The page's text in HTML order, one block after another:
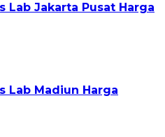
Lab Jakarta Pusat Harga
Lab Madiun Harga